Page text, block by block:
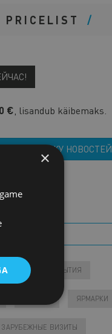
PRICELIST
€ , lisandub käibemaks.
РАССЫЛКУ НОВОСТЕЙ
СОБЫТИЯ
ЯРМАРКИ
ЗАРУБЕЖНЫЕ ВИЗИТЫ
×